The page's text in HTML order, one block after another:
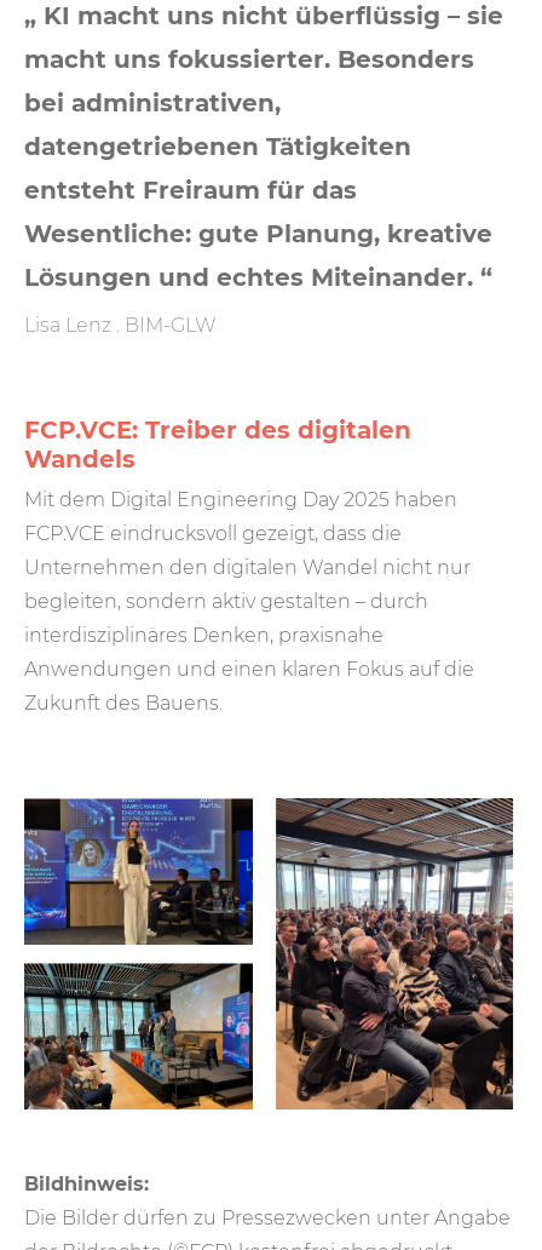
„ KI macht uns nicht überflüssig – sie
macht uns fokussierter. Besonders
bei administrativen,
datengetriebenen Tätigkeiten
entsteht Freiraum für das
Wesentliche: gute Planung, kreative
Lösungen und echtes Miteinander. “
Lisa Lenz . BIM-GLW
FCP.VCE: Treiber des digitalen
Wandels
Mit dem Digital Engineering Day 2025 haben
FCP.VCE eindrucksvoll gezeigt, dass die
Unternehmen den digitalen Wandel nicht nur
begleiten, sondern aktiv gestalten – durch
interdisziplinäres Denken, praxisnahe
Anwendungen und einen klaren Fokus auf die
Zukunft des Bauens.
Bildhinweis:
Die Bilder dürfen zu Pressezwecken unter Angabe